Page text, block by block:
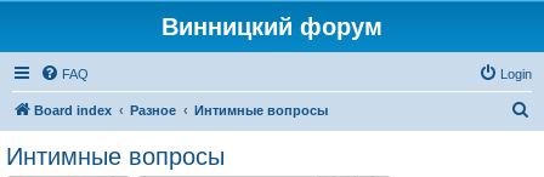
Винницкий форум
FAQ Login
Board index Разное Интимные вопросы
Интимные вопросы